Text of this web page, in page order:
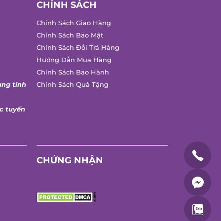
tính
tuyến
CHÍNH SÁCH
Chính Sách Giao Hàng
Chính Sách Bảo Mật
Chính Sách Đổi Trả Hàng
Hướng Dẫn Mua Hàng
Chính Sách Bảo Hành
Chính Sách Quà Tặng
CHỨNG NHẬN